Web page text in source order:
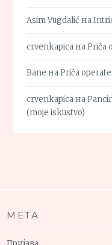
Asim Vugdalić на
crvenkapica наPriča
Bane наPriča
crvenkapica на
(moje iskustvo)
МЕТА